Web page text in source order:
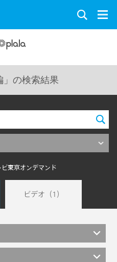
」の検索結果
ビ東京オンデマンド
ビデオ （1）